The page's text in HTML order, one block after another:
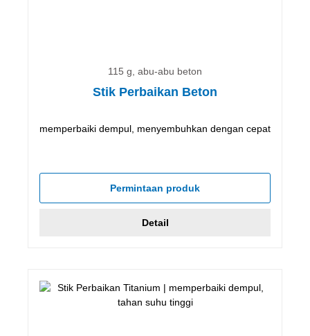
115 g, abu-abu beton
Stik Perbaikan Beton
memperbaiki dempul, menyembuhkan dengan cepat
Permintaan produk
Detail